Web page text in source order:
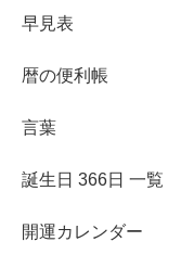
早見表
暦の便利帳
言葉
誕生日 366日 一覧
開運カレンダー